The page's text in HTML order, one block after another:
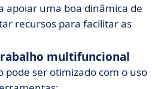
apoiar uma boa dinâmica de
recursos para facilitar as
multifuncional
pode ser otimizado com o uso